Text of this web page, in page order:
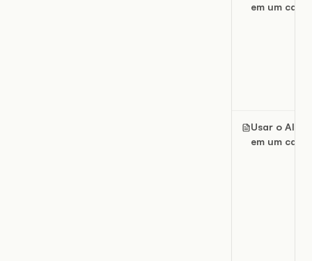
em um
Usar o AI
em um